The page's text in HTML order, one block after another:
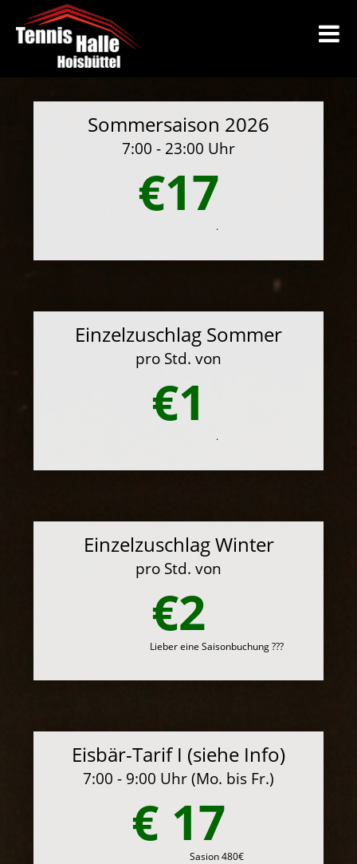
Sommersaison 2026
7:00 - 23:00 Uhr
€17
.
Einzelzuschlag Sommer
pro Std. von
€1
.
Einzelzuschlag Winter
pro Std. von
€2
Lieber eine Saisonbuchung ???
Eisbär-Tarif I (siehe Info)
7:00 - 9:00 Uhr (Mo. bis Fr.)
€ 17
Sasion 480€